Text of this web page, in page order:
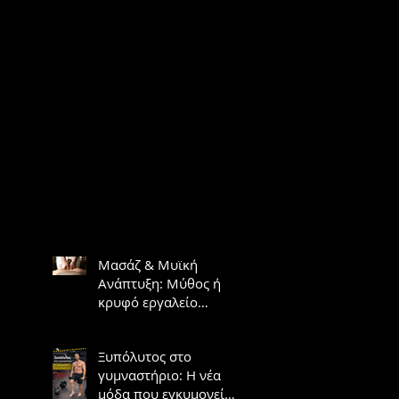
Μασάζ & Μυϊκή
Ανάπτυξη: Μύθος ή
κρυφό εργαλείο
Ξυπόλυτος στο
γυμναστήριο: Η νέα
μόδα που εγκυμονεί